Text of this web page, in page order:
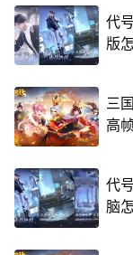
代
版
三
高
代
脑